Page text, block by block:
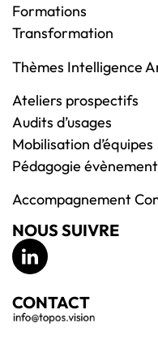
Formations
Transformation
Thèmes Intelligence
Ateliers prospectifs
Audits d’usages
Mobilisation d’équipes
Pédagogie
Accompagnement
NOUS SUIVRE
CONTACT